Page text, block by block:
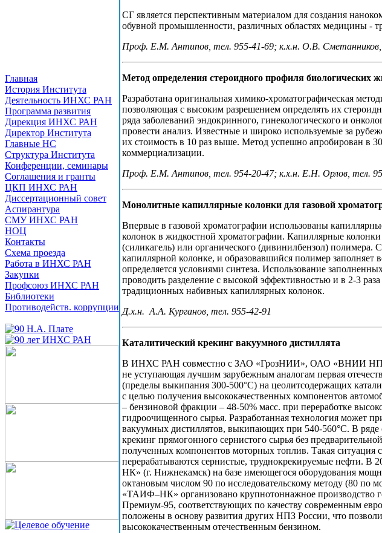
Главная
История Института
Деятельность ИНХС РАН
Программа развития
Дирекция ИНХС РАН
Директор Института
Главные НС
Структура Института
Конференции, семинары
Соглашения и гранты
ЦКП ИНХС РАН
Диссертационный совет
Аспирантура
СМУ ИНХС РАН
НОЦ
Контакты
Схема проезда
Работа в ИНХС РАН
Закупки
Профсоюз ИНХС РАН
Библиотеки
Противодейств. коррупции
СГ является перспективным материалом для создания
обувной промышленности, различных областях медицины -
Проф. Е.М. Антипов, тел. 955-41-69; к.х.н. О.В. Сметанников,
Метод определения стероидного профиля биологических
Разработана оригинальная химико-хроматографическая
позволяющая с высоким разрешением определять их
ряда заболеваний эндокринного, гинекологического и
провести анализ. Известные и широко используемые за
их стоимость в 10 раз выше. Метод успешно апробирован в
коммерциализации.
Проф. Е.М. Антипов, тел. 954-20-47; к.х.н. Е.Н. Орлов, тел.
Монолитные капиллярные колонки для газовой
Впервые в газовой хроматографии использованы
колонок в жидкостной хроматографии. Капиллярные
(силикагель) или органического (дивинилбензол) полимера.
капиллярной колонке, и образовавшийся полимер заполняет
определяется условиями синтеза. Использование
проводить разделение с высокой эффективностью и в 2-3
традиционных набивных капиллярных колонок.
Д.х.н. А.А. Курганов, тел. 955-42-91
Каталитический крекинг вакуумного дистиллята
В ИНХС РАН совместно с ЗАО «ГрозНИИ», ОАО «ВНИИ НП»
не уступающая лучшим зарубежным аналогам первая
(пределы выкипания 300-500°С) на цеолитсодержащих
с целью получения высококачественных компонентов
– бензиновой фракции – 48-50% масс. при переработке
гидроочищенного сырья. Разработанная технология может
вакуумных дистиллятов, выкипающих при 540-560°С. В ряде
крекинг прямогонного сернистого сырья без
полученных компонентов моторных топлив. Такая
перерабатываются сернистые, труднокрекируемые нефти.
НК» (г. Нижнекамск) на базе имеющегося оборудования
октановым числом 90 по исследовательскому методу (80 по
«ТАИФ–НК» организовано крупнотоннажное производство
Премиум-95, соответствующих по качеству современным
положены в основу развития других НПЗ России, что
высококачественным отечественным бензином.